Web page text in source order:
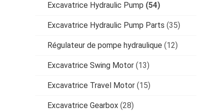
Excavatrice Hydraulic Pump (54)
Excavatrice Hydraulic Pump Parts (35)
Régulateur de pompe hydraulique (12)
Excavatrice Swing Motor (13)
Excavatrice Travel Motor (15)
Excavatrice Gearbox (28)